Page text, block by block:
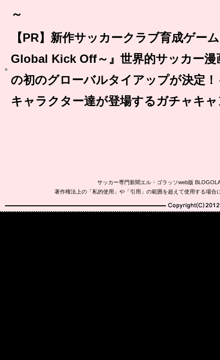
～
【PR】新作サッカークラブ育成ゲー
Global Kick Off～』世界的サッカー
の初のグローバルタイアップが決定
キャラクター達が登場するガチャキ
サッカー専門新聞エル・ゴラッソweb版
著作権法上の「私的使用」や「引用」の範囲を超えて使用する場
Copyright(C)2010-